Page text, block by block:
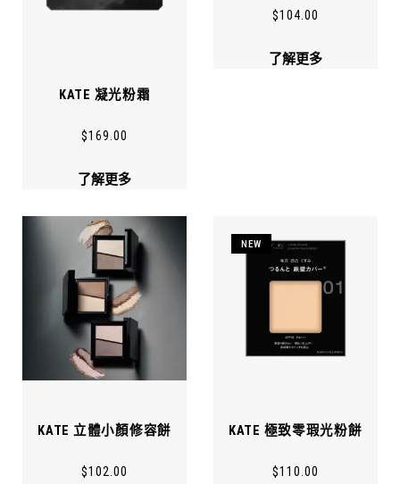
KATE 凝光粉霜
$169.00
了解更多
$104.00
了解更多
KATE 立體小顏修容餅
$102.00
NEW
KATE 極致零瑕光粉餅
$110.00